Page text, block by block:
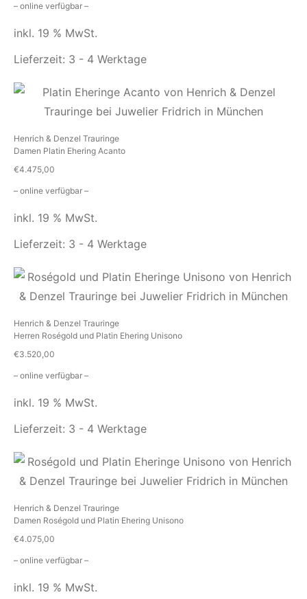
– online verfügbar –
inkl. 19 % MwSt.
Lieferzeit: 3 - 4 Werktage
Henrich & Denzel Trauringe
Damen Platin Ehering Acanto
€4.475,00
– online verfügbar –
inkl. 19 % MwSt.
Lieferzeit: 3 - 4 Werktage
Henrich & Denzel Trauringe
Herren Roségold und Platin Ehering Unisono
€3.520,00
– online verfügbar –
inkl. 19 % MwSt.
Lieferzeit: 3 - 4 Werktage
Henrich & Denzel Trauringe
Damen Roségold und Platin Ehering Unisono
€4.075,00
– online verfügbar –
inkl. 19 % MwSt.